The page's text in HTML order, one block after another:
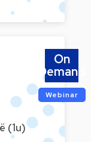
(1u)
On
Demand
Webinar